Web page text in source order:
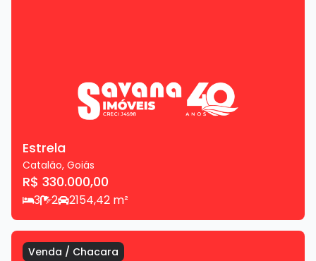
Estrela
Catalão, Goiás
R$ 330.000,00
3 2 2154,42 m²
Venda / Chacara